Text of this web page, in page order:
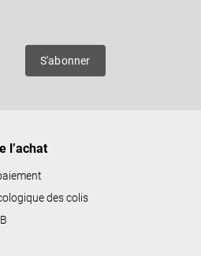
S'abonner
l’achat
des colis